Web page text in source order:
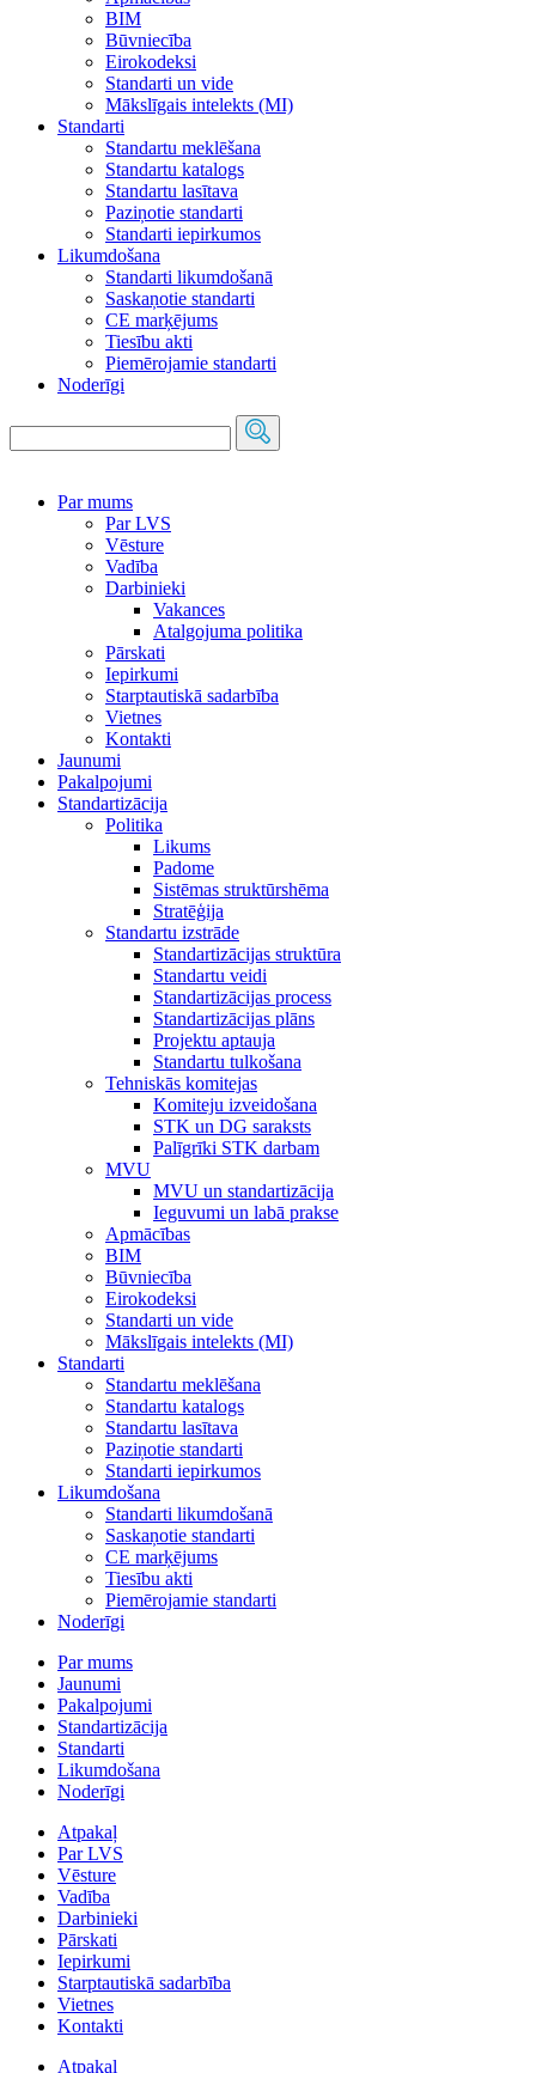
BIM
Būvniecība
Eirokodeksi
Standarti un vide
Mākslīgais intelekts (MI)
Standarti
Standartu meklēšana
Standartu katalogs
Standartu lasītava
Paziņotie standarti
Standarti iepirkumos
Likumdošana
Standarti likumdošanā
Saskaņotie standarti
CE marķējums
Tiesību akti
Piemērojamie standarti
Noderīgi
Par mums
Par LVS
Vēsture
Vadība
Darbinieki
Vakances
Atalgojuma politika
Pārskati
Iepirkumi
Starptautiskā sadarbība
Vietnes
Kontakti
Jaunumi
Pakalpojumi
Standartizācija
Politika
Likums
Padome
Sistēmas struktūrshēma
Stratēģija
Standartu izstrāde
Standartizācijas struktūra
Standartu veidi
Standartizācijas process
Standartizācijas plāns
Projektu aptauja
Standartu tulkošana
Tehniskās komitejas
Komiteju izveidošana
STK un DG saraksts
Palīgrīki STK darbam
MVU
MVU un standartizācija
Ieguvumi un labā prakse
Apmācības
BIM
Būvniecība
Eirokodeksi
Standarti un vide
Mākslīgais intelekts (MI)
Standarti
Standartu meklēšana
Standartu katalogs
Standartu lasītava
Paziņotie standarti
Standarti iepirkumos
Likumdošana
Standarti likumdošanā
Saskaņotie standarti
CE marķējums
Tiesību akti
Piemērojamie standarti
Noderīgi
Par mums
Jaunumi
Pakalpojumi
Standartizācija
Standarti
Likumdošana
Noderīgi
Atpakaļ
Par LVS
Vēsture
Vadība
Darbinieki
Pārskati
Iepirkumi
Starptautiskā sadarbība
Vietnes
Kontakti
Atpakaļ